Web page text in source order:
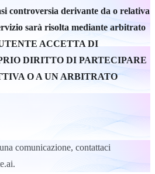
controversia derivante da o relativa
sarà risolta mediante arbitrato
ACCETTA DI
DIRITTO DI PARTECIPARE
O A UN ARBITRATO
comunicazione, contattaci